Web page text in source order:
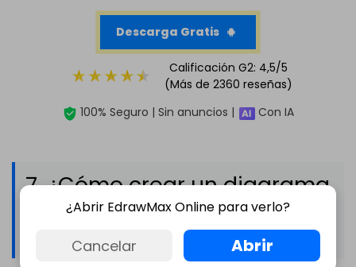
Descarga Gratis
Calificación G2: 4,5/5
(Más de 2360 reseñas)
100% Seguro | Sin anuncios |
Con IA
7. ¿Cómo crear un diagrama
de colaboración con
EdrawMax?
¿Abrir EdrawMax Online para verlo?
Cancelar Abrir